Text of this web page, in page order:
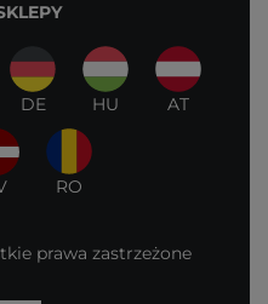
DE HU AT
RO
prawa zastrzeżone